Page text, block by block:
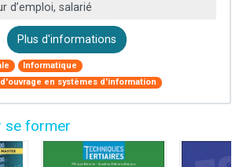
d’emploi, salarié
Plus d'informations
Informatique
en systèmes d'information
se former